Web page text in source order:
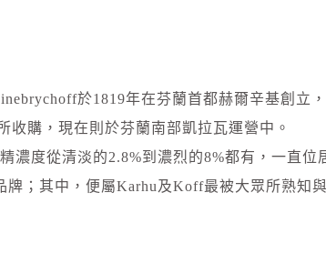
於1819年在芬蘭首都赫爾辛基創立
收購，現在則於芬蘭南部凱拉瓦運營中。
濃度從清淡的2.8%到濃烈的8%都有，一直位
；其中，便屬Karhu及Koff最被大眾所熟知